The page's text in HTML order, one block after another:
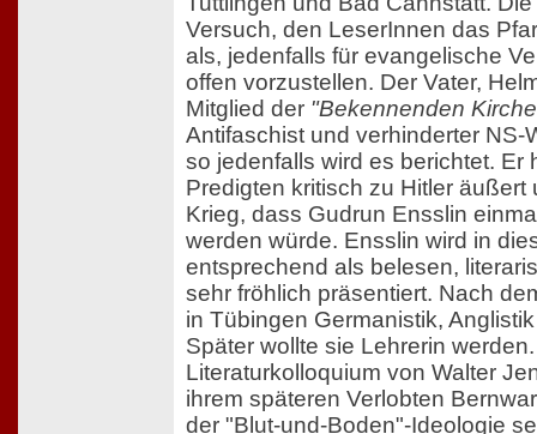
Versuch, den LeserInnen das
als, jedenfalls für evangelische
offen vorzustellen. Der Vater,
Mitglied der "Bekennenden
Antifaschist und verhinderter NS-
so jedenfalls wird es berichtet. Er
Predigten kritisch zu Hitler äußert
Krieg, dass Gudrun Ensslin
werden würde. Ensslin wird in
entsprechend als belesen,
sehr fröhlich präsentiert. Nach
in Tübingen Germanistik,
Später wollte sie Lehrerin
Literaturkolloquium von Walter
ihrem späteren Verlobten
der "Blut-und-Boden"-Ideologie